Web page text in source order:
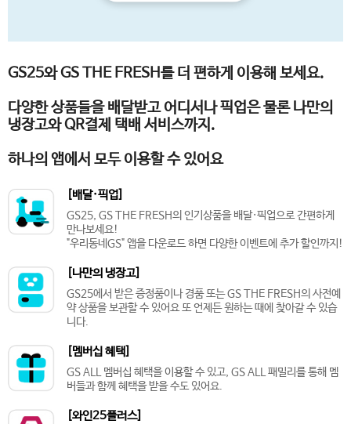
GS25와 GS THE FRESH를 더 편하게 이용해 보세요.
다양한 상품들을 배달받고 어디서나 픽업은 물론 나만의
냉장고와 QR결제 택배 서비스까지.
하나의 앱에서 모두 이용할 수 있어요
[배달·픽업]
GS25, GS THE FRESH의 인기상품을 배달·픽업으로 간편하게
만나보세요!
"우리동네GS" 앱을 다운로드 하면 다양한 이벤트에 추가 할인까지!
[나만의 냉장고]
GS25에서 받은 증정품이나 경품 또는 GS THE FRESH의 사전예
약 상품을 보관할 수 있어요 또 언제든 원하는 때에 찾아갈 수 있습
니다.
[멤버십 혜택]
GS ALL 멤버십 혜택을 이용할 수 있고, GS ALL 패밀리를 통해 멤
버들과 함께 혜택을 받을 수도 있어요.
[와인25플러스]